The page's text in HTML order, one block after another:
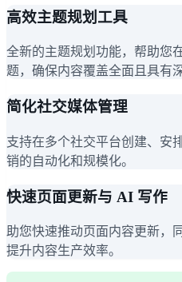
高效主题规划工具
全新的主题规划功能，帮助您
题，确保内容覆盖全面且具有深
简化社交媒体管理
支持在多个社交平台创建、安
销的自动化和规模化。
快速页面更新与 AI 写作
助您快速推动页面内容更新，
提升内容生产效率。